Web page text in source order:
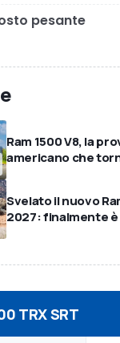
pesante
Ram 1500 V8, la
americano che
Svelato il nuovo
2027: finalmente
TRX SRT